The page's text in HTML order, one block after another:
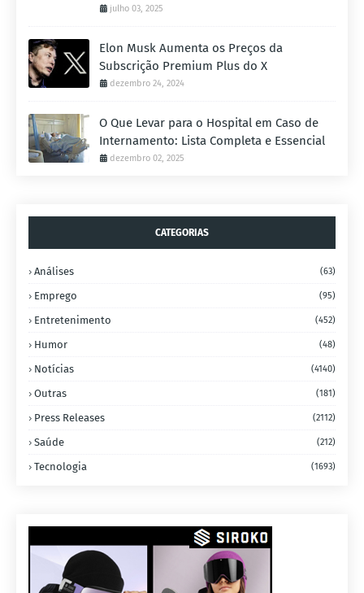
julho 03, 2025
Elon Musk Aumenta os Preços da
Subscrição Premium Plus do X
dezembro 24, 2024
O Que Levar para o Hospital em Caso de
Internamento: Lista Completa e Essencial
dezembro 02, 2025
CATEGORIAS
Análises (63)
Emprego (95)
Entretenimento (452)
Humor (48)
Notícias (4140)
Outras (181)
Press Releases (2112)
Saúde (212)
Tecnologia (1693)